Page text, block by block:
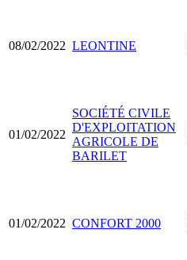
08/02/2022 LEONTINE
01/02/2022
SOCIÉTÉ CIVILE
D'EXPLOITATION
AGRICOLE DE
BARILET
01/02/2022 CONFORT 2000